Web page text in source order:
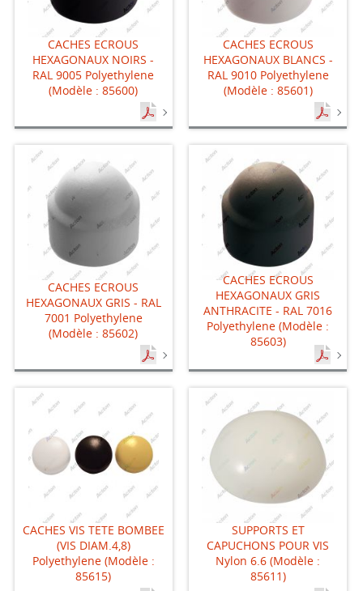
CACHES ECROUS
HEXAGONAUX NOIRS -
RAL 9005 Polyethylene
(Modèle : 85600)
CACHES ECROUS
HEXAGONAUX BLANCS -
RAL 9010 Polyethylene
(Modèle : 85601)
CACHES ECROUS
HEXAGONAUX GRIS - RAL
7001 Polyethylene
(Modèle : 85602)
CACHES ECROUS
HEXAGONAUX GRIS
ANTHRACITE - RAL 7016
Polyethylene (Modèle :
85603)
CACHES VIS TETE BOMBEE
(VIS DIAM.4,8)
Polyethylene (Modèle :
85615)
SUPPORTS ET
CAPUCHONS POUR VIS
Nylon 6.6 (Modèle :
85611)